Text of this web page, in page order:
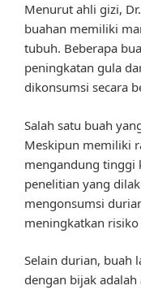
Menurut ahli gizi,
buahan memiliki
tubuh. Beberapa
peningkatan gula
dikonsumsi secara
Salah satu buah
Meskipun memiliki
mengandung tinggi
penelitian yang
mengonsumsi
meningkatkan
Selain durian, buah
dengan bijak